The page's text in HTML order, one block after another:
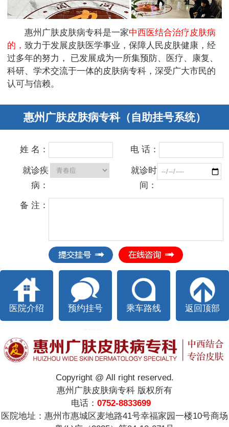
惠州广肤皮肤病专科是一家中西医结合治疗皮肤病
的， 致力于发展皮肤医学事业，保障人民皮肤健康，经
过多年的努力， 已发展成为一所集预防、医疗、康复、
科研、学术交流于一体的皮肤病专科，深受广大市民的
认可与信赖。
惠州广肤皮肤病专科（自助挂号系统）
姓 名： 电 话：
就诊疾
病：
就诊时
间：
备 注：
医院介绍 预约挂号 乘车路线 返回顶部
Copyright @ All right reserved.
惠州广肤皮肤病专科 版权所有
电话： 0752-8833699
医院地址：惠州市惠城区麦地路41号幸福家园一楼10号商场